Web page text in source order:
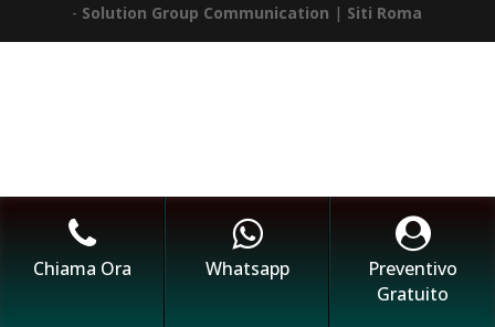
- Solution Group Communication | Siti Roma
Chiama Ora Whatsapp
Preventivo
Gratuito